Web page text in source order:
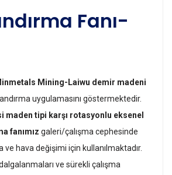
Fanı-
Mining-Laiwu demir madeni
uygulamasını göstermektedir.
maden tipi karşı rotasyonlu eksenel
fanımız galeri/çalışma cephesinde
ve hava değişimi için kullanılmaktadır.
ve sürekli çalışma